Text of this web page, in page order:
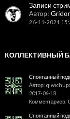
Записи
Автор:
26-11-2021
КОЛЛЕКТИВНЫЙ
Спонтанный
Автор:
2017-06-18
Комментариев: 0
Спонтанный